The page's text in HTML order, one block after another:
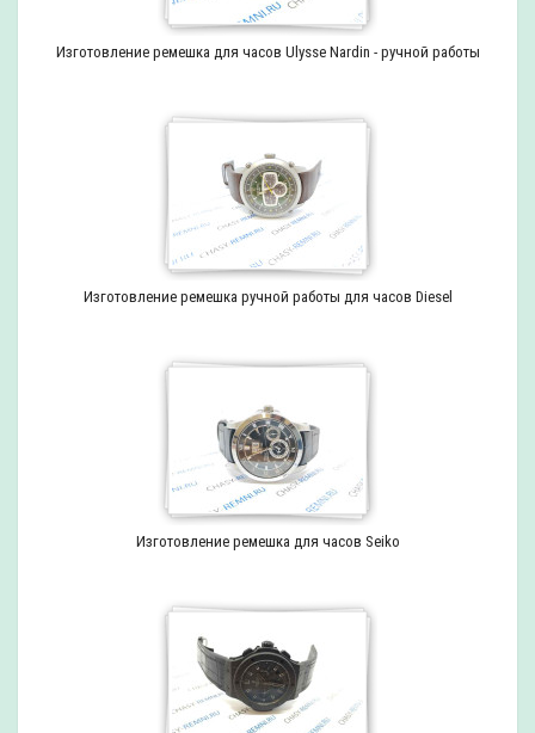
Изготовление ремешка для часов Ulysse Nardin - ручной работы
Изготовление ремешка ручной работы для часов Diesel
Изготовление ремешка для часов Seiko